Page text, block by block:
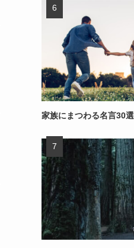
家族にまつわる名言30選